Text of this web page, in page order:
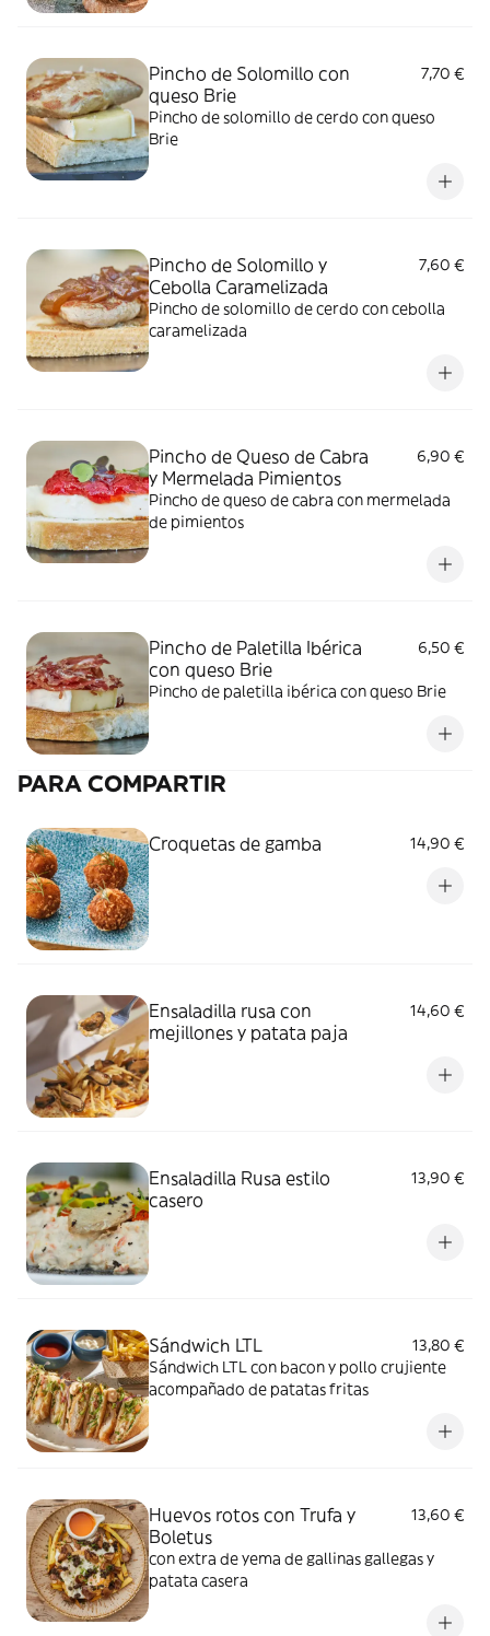
Pincho de Solomillo con
queso Brie
7,70 €
Pincho de solomillo de cerdo con queso
Brie
Pincho de Solomillo y
Cebolla Caramelizada
7,60 €
Pincho de solomillo de cerdo con cebolla
caramelizada
Pincho de Queso de Cabra
y Mermelada Pimientos
6,90 €
Pincho de queso de cabra con mermelada
de pimientos
Pincho de Paletilla Ibérica
con queso Brie
6,50 €
Pincho de paletilla ibérica con queso Brie
PARA COMPARTIR
Croquetas de gamba 14,90 €
Ensaladilla rusa con
mejillones y patata paja
14,60 €
Ensaladilla Rusa estilo
casero
13,90 €
Sándwich LTL
13,80 €
Sándwich LTL con bacon y pollo crujiente
acompañado de patatas fritas
Huevos rotos con Trufa y
Boletus
13,60 €
con extra de yema de gallinas gallegas y
patata casera